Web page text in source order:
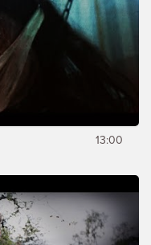
13:00